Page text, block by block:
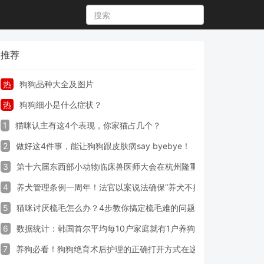
推荐
热 狗狗品种大全及图片
热 狗狗细小是什么症状？
1 猫咪认主有这4个表现，你家猫占几个？
2 做好这4件事，能让狗狗跟皮肤病say byebye！
3 第十六届东西部小动物临床兽医师大会在杭州隆重开幕
4 养犬管理条例一周年！法官以案说法确保“养犬不掉链”
5 猫咪讨厌梳毛怎么办？4步教你搞定梳毛难的问题！
6 数据统计：韩国首尔平均每10户家庭就有1户养狗
7 养狗必看！狗狗绝育术后护理的正确打开方式在这里